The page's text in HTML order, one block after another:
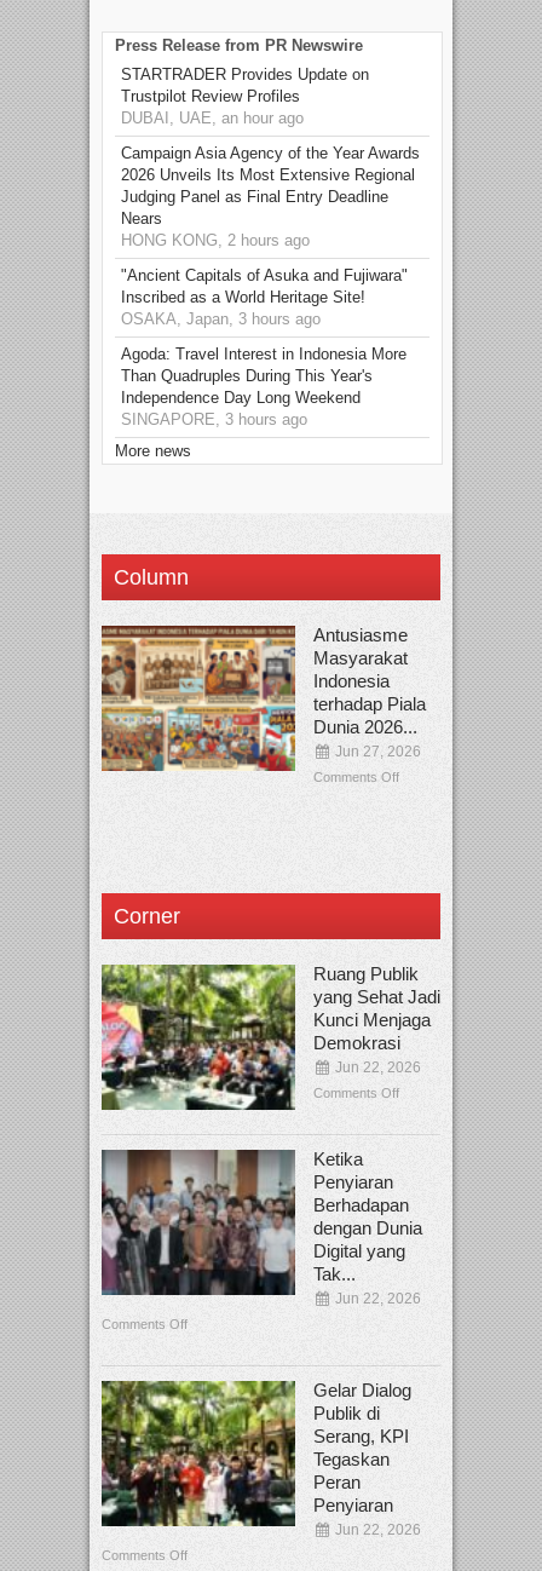
Press Release from PR Newswire
STARTRADER Provides Update on
Trustpilot Review Profiles
DUBAI, UAE, an hour ago
Campaign Asia Agency of the Year Awards
2026 Unveils Its Most Extensive Regional
Judging Panel as Final Entry Deadline
Nears
HONG KONG, 2 hours ago
"Ancient Capitals of Asuka and Fujiwara"
Inscribed as a World Heritage Site!
OSAKA, Japan, 3 hours ago
Agoda: Travel Interest in Indonesia More
Than Quadruples During This Year's
Independence Day Long Weekend
SINGAPORE, 3 hours ago
More news
Column
Antusiasme
Masyarakat
Indonesia
terhadap Piala
Dunia 2026...
Jun 27, 2026
Comments Off
Corner
Ruang Publik
yang Sehat Jadi
Kunci Menjaga
Demokrasi
Jun 22, 2026
Comments Off
Ketika
Penyiaran
Berhadapan
dengan Dunia
Digital yang
Tak...
Jun 22, 2026
Comments Off
Gelar Dialog
Publik di
Serang, KPI
Tegaskan
Peran
Penyiaran
Jun 22, 2026
Comments Off